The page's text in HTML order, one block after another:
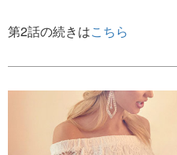
第2話の続きはこちら